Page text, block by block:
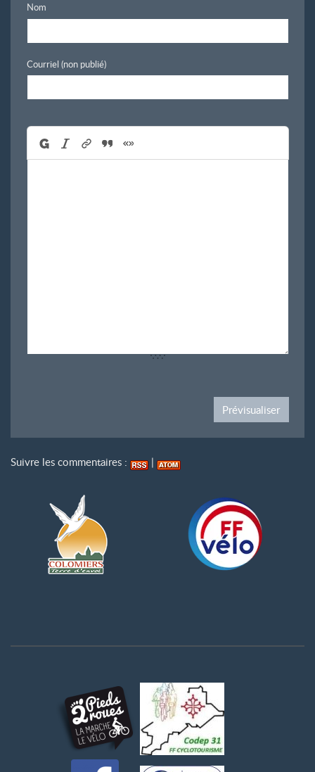
Nom
Courriel (non publié)
Suivre les commentaires : |